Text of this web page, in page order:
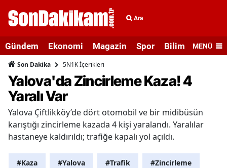
Ara
Gündem Ekonomi Magazin Spor Bilim veMENÜ
Son Dakika 5N1K İçerikleri
Yalova'da Zincirleme Kaza! 4
Yaralı Var
Yalova Çiftlikköy’de dört otomobil ve bir midibüsün
karıştığı zincirleme kazada 4 kişi yaralandı. Yaralılar
hastaneye kaldırıldı; trafiğe kapalı yol açıldı.
#Kaza #Yalova #Trafik #Zincirleme